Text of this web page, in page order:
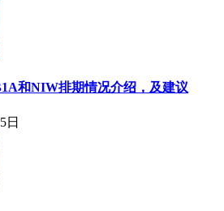
和NIW排期情况介绍，及建议
日